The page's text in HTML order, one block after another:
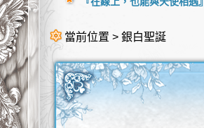
當前位置 > 銀白聖誕